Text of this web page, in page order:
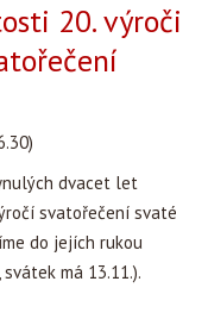
20. výroči
dvacet let
svatořečení svaté
do jejích rukou
má 13.11.).